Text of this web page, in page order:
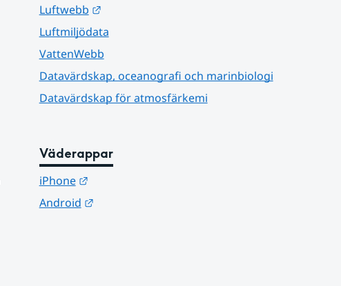
Luftwebb
Länk till annan webbplats.
Luftmiljödata
VattenWebb
Datavärdskap, oceanografi och marinbiologi
Datavärdskap för atmosfärkemi
Väderappar
iPhone
Länk till annan webbplats.
Android
Länk till annan webbplats.